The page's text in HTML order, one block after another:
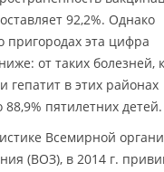
92,2%. Однако
пригородах эта цифра
от таких болезней,
гепатит в этих районах
88,9% пятилетних детей.
Всемирной
(ВОЗ), в 2014 г.